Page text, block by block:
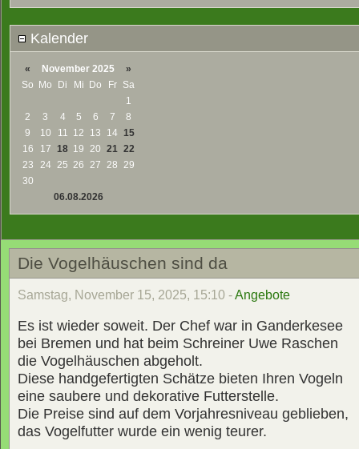
Kalender
« November 2025
»
So Mo Di Mi Do Fr
Sa
1
2
3 4 5 6 7
8
9
10 11 12 13 14 15
16
17 18 19 20 21 22
23
24 25 26 27 28 29
30
06.08.2026
Die Vogelhäuschen sind da
Samstag, November 15, 2025, 15:10 -Angebote
Es ist wieder soweit. Der Chef war in Ganderkesee
bei Bremen und hat beim Schreiner Uwe Raschen
die Vogelhäuschen abgeholt.
Diese handgefertigten Schätze bieten Ihren Vogeln
eine saubere und dekorative Futterstelle.
Die Preise sind auf dem Vorjahresniveau geblieben,
das Vogelfutter wurde ein wenig teurer.